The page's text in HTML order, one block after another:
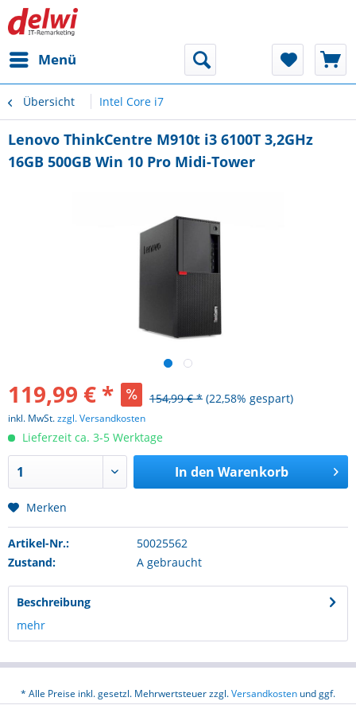
Menü
Übersicht Intel Core i7
Lenovo ThinkCentre M910t i3 6100T 3,2GHz
16GB 500GB Win 10 Pro Midi-Tower
119,99 € * 154,99 € * (22,58% gespart)
inkl. MwSt.zzgl. Versandkosten
Lieferzeit ca. 3-5 Werktage
In den Warenkorb
Merken
Artikel-Nr.:
50025562
Zustand:
A gebraucht
Beschreibung
mehr
* Alle Preise inkl. gesetzl. Mehrwertsteuer zzgl.Versandkosten und ggf.